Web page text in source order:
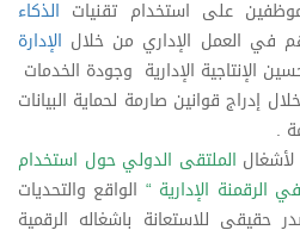
على استخدام تقنيات الذكاء
في العمل الإداري من خلال الإدارة
الإنتاجية الإدارية وجودة الخدمات
إدراج قوانين صارمة لحماية البيانات
.
الملتقى الدولي حول استخدام
الرقمنة الإدارية “ الواقع والتحديات
حقيقي للاستعانة باشغاله الرقمية